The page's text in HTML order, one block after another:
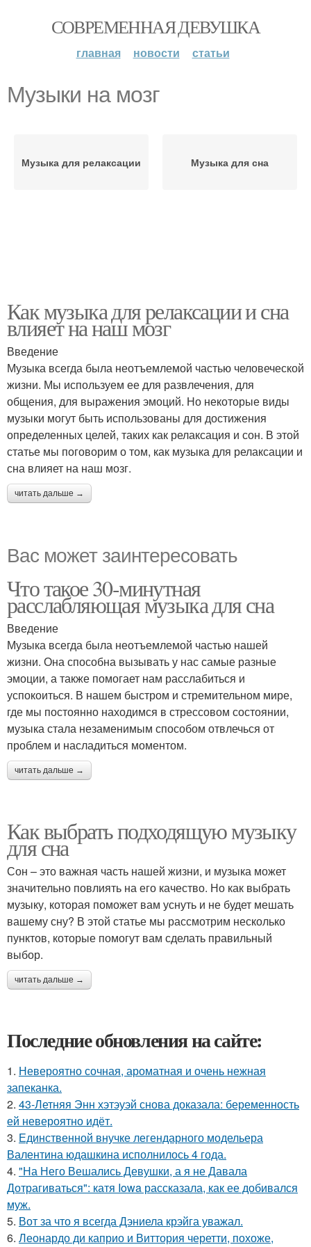
СОВРЕМЕННАЯ ДЕВУШКА
главная новости статьи
Музыки на мозг
Музыка для релаксации Музыка для сна
Как музыка для релаксации и сна
влияет на наш мозг
Введение
Музыка всегда была неотъемлемой частью человеческой
жизни. Мы используем ее для развлечения, для
общения, для выражения эмоций. Но некоторые виды
музыки могут быть использованы для достижения
определенных целей, таких как релаксация и сон. В этой
статье мы поговорим о том, как музыка для релаксации и
сна влияет на наш мозг.
читать дальше →
Вас может заинтересовать
Что такое 30-минутная
расслабляющая музыка для сна
Введение
Музыка всегда была неотъемлемой частью нашей
жизни. Она способна вызывать у нас самые разные
эмоции, а также помогает нам расслабиться и
успокоиться. В нашем быстром и стремительном мире,
где мы постоянно находимся в стрессовом состоянии,
музыка стала незаменимым способом отвлечься от
проблем и насладиться моментом.
читать дальше →
Как выбрать подходящую музыку
для сна
Сон – это важная часть нашей жизни, и музыка может
значительно повлиять на его качество. Но как выбрать
музыку, которая поможет вам уснуть и не будет мешать
вашему сну? В этой статье мы рассмотрим несколько
пунктов, которые помогут вам сделать правильный
выбор.
читать дальше →
Последние обновления на сайте:
1. Невероятно сочная, ароматная и очень нежная
запеканка.
2. 43-Летняя Энн хэтэуэй снова доказала: беременность
ей невероятно идёт.
3. Единственной внучке легендарного модельера
Валентина юдашкина исполнилось 4 года.
4. "На Него Вешались Девушки, а я не Давала
Дотрагиваться": катя Iowa рассказала, как ее добивался
муж.
5. Вот за что я всегда Дэниела крэйга уважал.
6. Леонардо ди каприо и Виттория черетти, похоже,